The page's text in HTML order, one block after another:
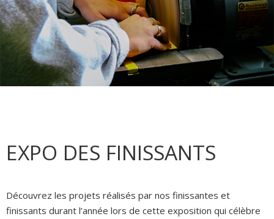
EXPO DES FINISSANTS
Découvrez les projets réalisés par nos finissantes et
finissants durant l’année lors de cette exposition qui célèbre